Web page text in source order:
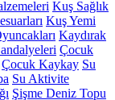
Kuş Sağlık
Kuş Yemi
Kaydırak
Çocuk
Çocuk Kaykay Su
Su Aktivite
Şişme Deniz Topu